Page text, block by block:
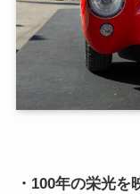
・100年の栄光を